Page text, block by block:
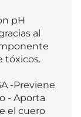
pH
al
tóxicos.
-Previene
- Aporta
el cuero